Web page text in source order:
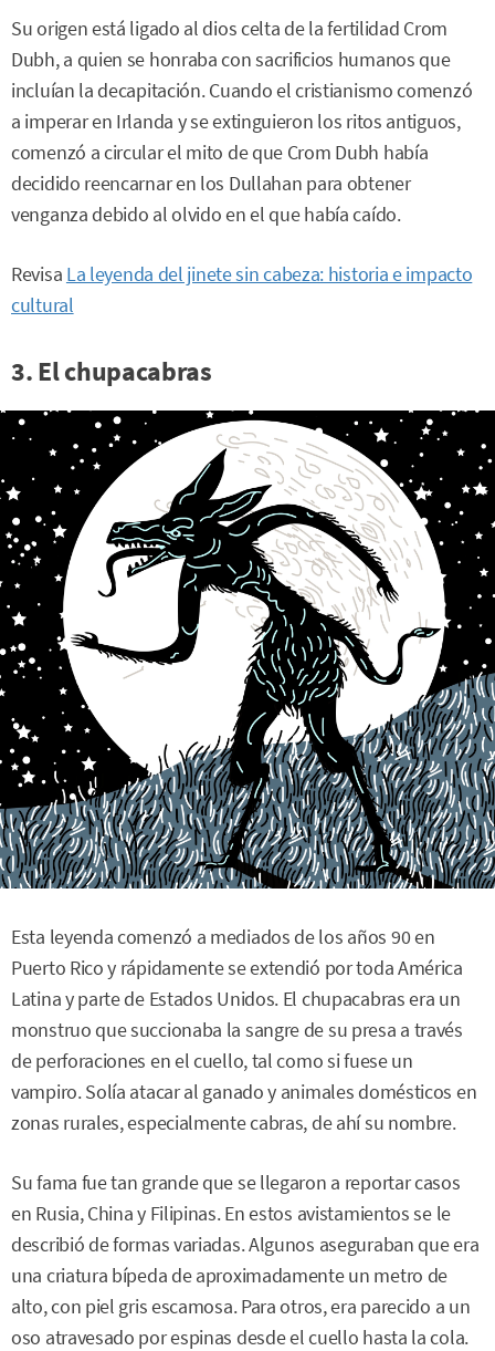
Su origen está ligado al dios celta de la fertilidad Crom
Dubh, a quien se honraba con sacrificios humanos que
incluían la decapitación. Cuando el cristianismo comenzó
a imperar en Irlanda y se extinguieron los ritos antiguos,
comenzó a circular el mito de que Crom Dubh había
decidido reencarnar en los Dullahan para obtener
venganza debido al olvido en el que había caído.
Revisa La leyenda del jinete sin cabeza: historia e impacto
cultural
3. El chupacabras
Esta leyenda comenzó a mediados de los años 90 en
Puerto Rico y rápidamente se extendió por toda América
Latina y parte de Estados Unidos. El chupacabras era un
monstruo que succionaba la sangre de su presa a través
de perforaciones en el cuello, tal como si fuese un
vampiro. Solía atacar al ganado y animales domésticos en
zonas rurales, especialmente cabras, de ahí su nombre.
Su fama fue tan grande que se llegaron a reportar casos
en Rusia, China y Filipinas. En estos avistamientos se le
describió de formas variadas. Algunos aseguraban que era
una criatura bípeda de aproximadamente un metro de
alto, con piel gris escamosa. Para otros, era parecido a un
oso atravesado por espinas desde el cuello hasta la cola.